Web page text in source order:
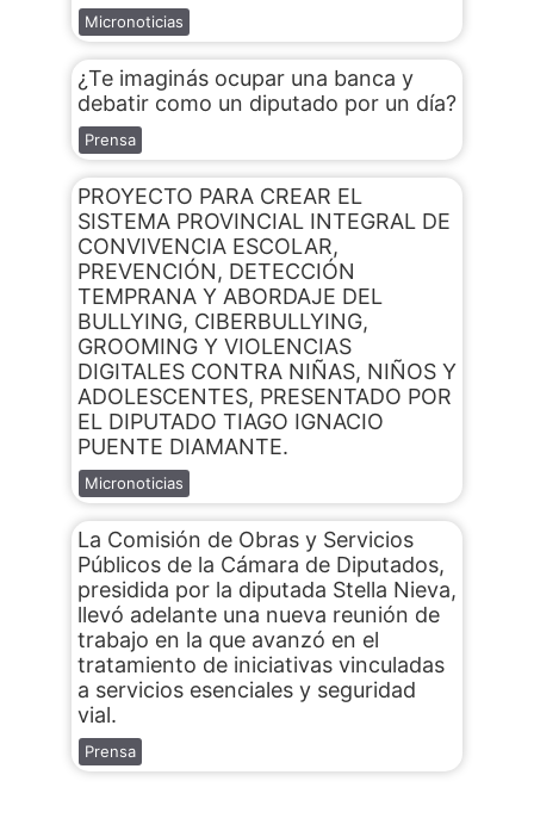
Micronoticias
¿Te imaginás ocupar una banca y
debatir como un diputado por un día?
Prensa
PROYECTO PARA CREAR EL
SISTEMA PROVINCIAL INTEGRAL DE
CONVIVENCIA ESCOLAR,
PREVENCIÓN, DETECCIÓN
TEMPRANA Y ABORDAJE DEL
BULLYING, CIBERBULLYING,
GROOMING Y VIOLENCIAS
DIGITALES CONTRA NIÑAS, NIÑOS Y
ADOLESCENTES, PRESENTADO POR
EL DIPUTADO TIAGO IGNACIO
PUENTE DIAMANTE.
Micronoticias
La Comisión de Obras y Servicios
Públicos de la Cámara de Diputados,
presidida por la diputada Stella Nieva,
llevó adelante una nueva reunión de
trabajo en la que avanzó en el
tratamiento de iniciativas vinculadas
a servicios esenciales y seguridad
vial.
Prensa